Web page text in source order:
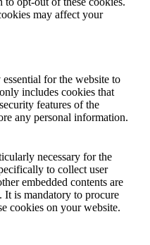
may affect your
for the website to
includes cookies that
features of the
any personal information.
necessary for the
to collect user
embedded contents are
It is mandatory to procure
cookies on your website.